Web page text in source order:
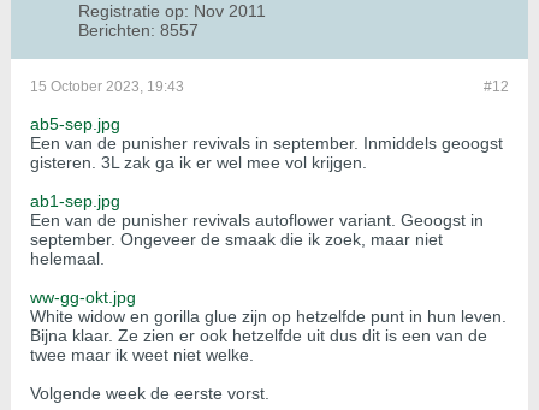
Registratie op: Nov 2011
Berichten: 8557
#12
15 October 2023, 19:43
ab5-sep.jpg
Een van de punisher revivals in september. Inmiddels geoogst
gisteren. 3L zak ga ik er wel mee vol krijgen.
ab1-sep.jpg
Een van de punisher revivals autoflower variant. Geoogst in
september. Ongeveer de smaak die ik zoek, maar niet
helemaal.
ww-gg-okt.jpg
White widow en gorilla glue zijn op hetzelfde punt in hun leven.
Bijna klaar. Ze zien er ook hetzelfde uit dus dit is een van de
twee maar ik weet niet welke.
Volgende week de eerste vorst.